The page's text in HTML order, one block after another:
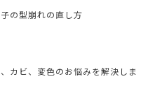
の型崩れの直し方
カビ、変色のお悩みを解決しま